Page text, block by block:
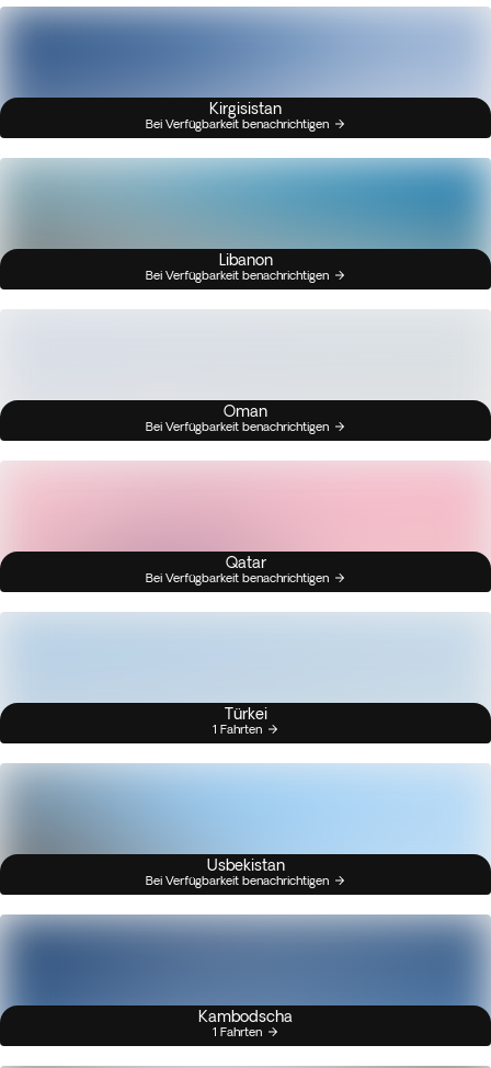
Kirgisistan
Bei Verfügbarkeit benachrichtigen
Libanon
Bei Verfügbarkeit benachrichtigen
Oman
Bei Verfügbarkeit benachrichtigen
Qatar
Bei Verfügbarkeit benachrichtigen
Türkei
1 Fahrten
Usbekistan
Bei Verfügbarkeit benachrichtigen
Kambodscha
1 Fahrten